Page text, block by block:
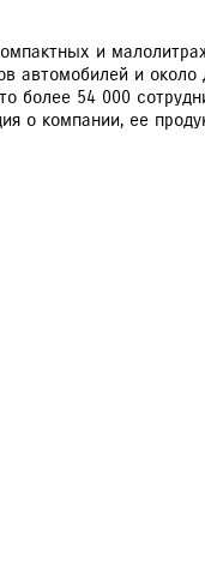
и
автомобилей и
более 54 000
о компании, ее